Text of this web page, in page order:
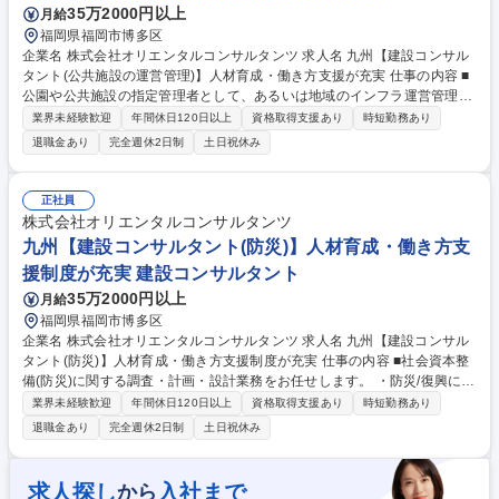
月給35万2000円以上
福岡県福岡市博多区
企業名 株式会社オリエンタルコンサルタンツ 求人名 九州【建設コンサル
タント(公共施設の運営管理)】人材育成・働き方支援が充実 仕事の内容 ■
公園や公共施設の指定管理者として、あるいは地域のインフラ運営管理者
として、自ら投資し収益を生み出すビジネスを推進しています。様々なイ
ンフラの運営管理、PPP/PFI導入可能性検討なども行っています。 コンサ
ルタントとして、社会インフラに関するPPP／PFI事業への導入可能性検
討、アドバイザリー業務、公共施設の運営管理（指定管理者、包括管理
等）のほか、事業推進PPPなどを行います。また、自らが事業者として行
う事業経営を目指して事業領域を拡大しています。 《案件事例》 北九州
市立浅生スポーツセンターの指定管理者、南アルプス市におけるモビリテ
ィレンタルサービス 等 募集職種 九州【建設コンサルタント(公共施設の運
営管理)】人材育成・働き方支援が充実
業界未経験歓迎 年間休日120日以上 資格取得支援あり
時短勤務あり
退職金あり
完全週休2日制 土日祝休み
正社員
株式会社オリエンタルコンサルタンツ
九州【建設コンサルタント(防災)】人材育成・働き方支
援制度が充実 建設コンサルタント
月給35万2000円以上
福岡県福岡市博多区
企業名 株式会社オリエンタルコンサルタンツ 求人名 九州【建設コンサル
タント(防災)】人材育成・働き方支援制度が充実 仕事の内容 ■社会資本整
備(防災)に関する調査・計画・設計業務をお任せします。 ・防災/復興に関
するハード/ソフトの多様な業務実績と、様々な知見/技術があります。そ
れらを活かし、津波シミュレーションの活用や予防/評価/対策/災害復興支
援、リスクマネジメントに至るあらゆる面から、対災害性の強いまちづく
りを提供します。 ・大地震でも道路交通の確保が可能となる、橋台/ボッ
クスカルバートと接続し土工部の沈下対策に有効な地震対策型段差抑制工
業界未経験歓迎 年間休日120日以上 資格取得支援あり
時短勤務あり
退職金あり
完全週休2日制 土日祝休み
求人探しから 入社まで